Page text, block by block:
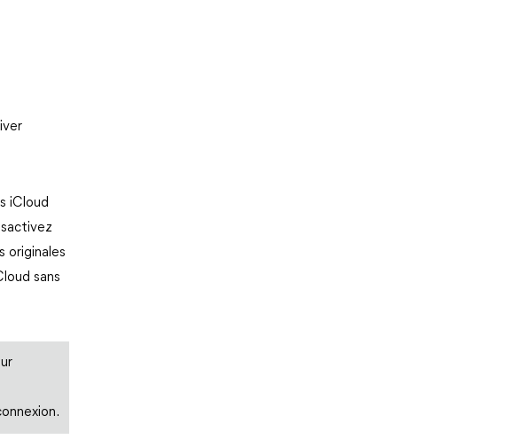
iCloud
originales
sans